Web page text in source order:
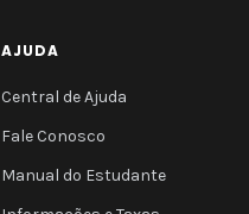
AJUDA
Central de Ajuda
Fale Conosco
Manual do Estudante